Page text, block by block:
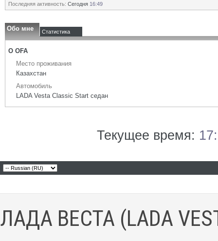
Последняя активность: Сегодня 16:49
Обо мне Статистика
О OFA
Место проживания
Казахстан
Автомобиль
LADA Vesta Classic Start седан
Текущее время:
ЛАДА ВЕСТА (LADA